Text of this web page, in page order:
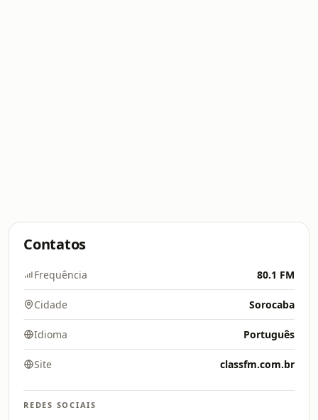
Contatos
Frequência 80.1 FM
Cidade Sorocaba
Idioma Português
Site classfm.com.br
REDES SOCIAIS